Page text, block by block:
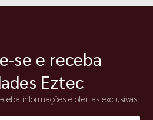
se e receba
Eztec
informações e ofertas exclusivas.